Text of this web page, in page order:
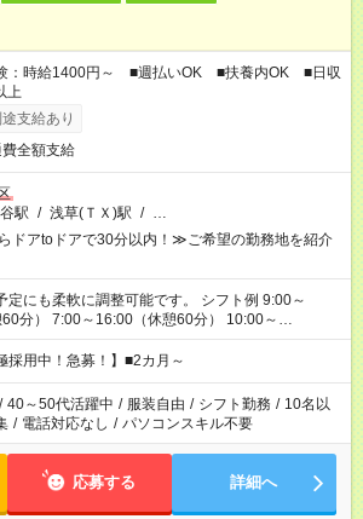
：時給1400円～ ■週払いOK ■扶養内OK ■日収
上
支給あり
全額支給
駅 / 浅草(ＴＸ)駅 / …
ドアtoドアで30分以内！≫ご希望の勤務地を紹介
柔軟に調整可能です。 シフト例 9:00～
分） 7:00～16:00（休憩60分） 10:00～
へ 今ご覧のお仕事で希
間と、もう1つのお仕事の勤務時間の合計が 週40
採用中！急募！】■2カ月～
/ 40～50代活躍中 / 服装自由 / シフト勤務 / 10名以
/ 電話対応なし / パソコンスキル不要
応募する 詳細へ